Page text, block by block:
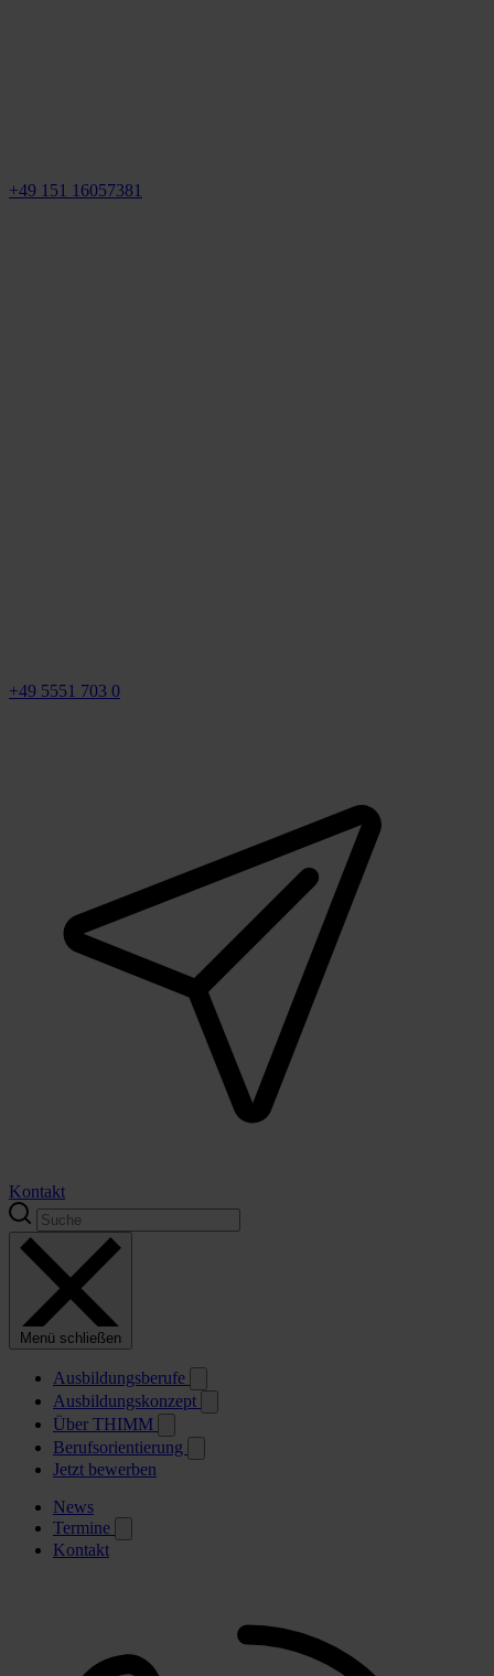
+49 151 16057381
+49 5551 703 0
Kontakt
Menü schließen
Ausbildungsberufe
Ausbildungskonzept
Über THIMM
Berufsorientierung
Jetzt bewerben
News
Termine
Kontakt